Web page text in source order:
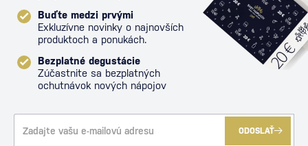
Buďte medzi prvými
Exkluzívne novinky o najnovších
produktoch a ponukách.
Bezplatné degustácie
Zúčastnite sa bezplatných
ochutnávok nových nápojov
ODOSLAŤ